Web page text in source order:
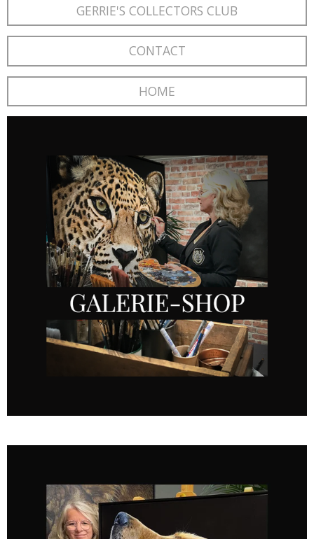
GERRIE'S COLLECTORS CLUB
CONTACT
HOME